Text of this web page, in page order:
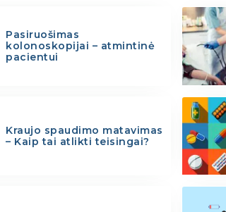
Pasiruošimas
kolonoskopijai – atmintinė
pacientui
Kraujo spaudimo matavimas
– Kaip tai atlikti teisingai?